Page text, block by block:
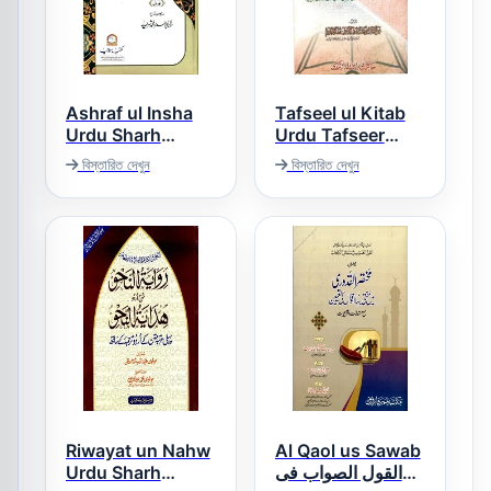
Ashraf ul Insha
Urdu Sharh
Muallim ul Insha
اشرف الانشاء اردو
شرح معلم الانشاء
বিস্তারিত দেখুন
Tafseel ul Kitab
Urdu Tafseer
Para Amm تفصیل
الکتاب اردو تفسیر
پارہ 30
বিস্তারিত দেখুন
Riwayat un Nahw
Urdu Sharh
Al Qaol us Sawab
القول الصواب فی